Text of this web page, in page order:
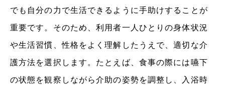
でも自分の力で生活できるように手助けすることが
重要です。そのため、利用者一人ひとりの身体状況
や生活習慣、性格をよく理解したうえで、適切な介
護方法を選択します。たとえば、食事の際には嚥下
の状態を観察しながら介助の姿勢を調整し、入浴時